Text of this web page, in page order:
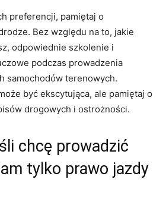
preferencji, pamiętaj o
​Bez względu na⁢ to, jakie
odpowiednie ‌szkolenie⁢ i
podczas ⁣prowadzenia
samochodów ⁣terenowych.⁣
być‍ ekscytująca, ale pamiętaj‌ o
drogowych ⁢i ostrożności.
chcę prowadzić
tylko prawo jazdy